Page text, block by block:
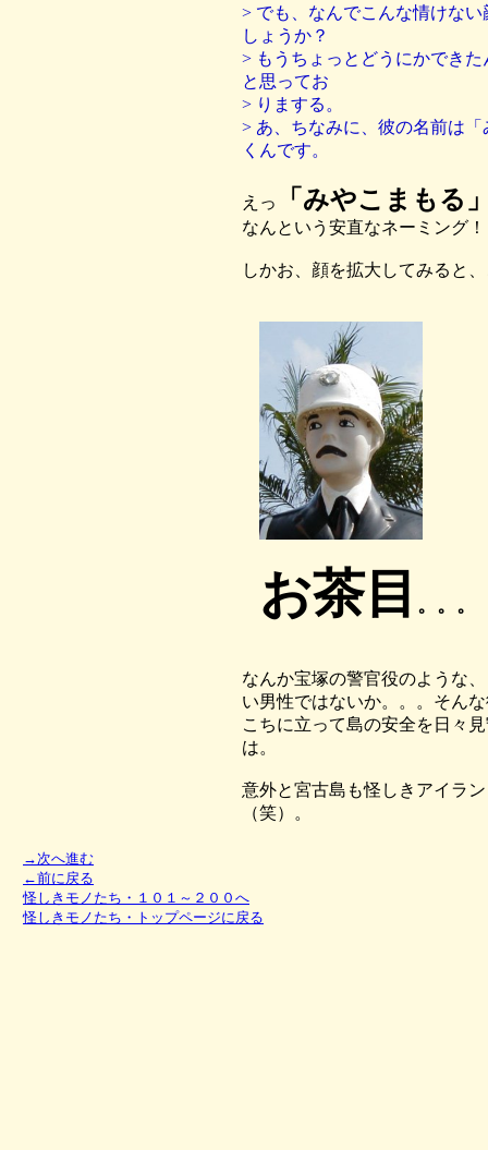
> でも、なんでこんな情けな
しょうか？
> もうちょっとどうにかでき
と思ってお
> りまする。
> あ、ちなみに、彼の名前は
くんです。
えっ 「みやこまもる
なんという安直なネーミング！
しかお、顔を拡大してみると
お茶目 。。。
なんか宝塚の警官役のような
い男性ではないか。。。そん
こちに立って島の安全を日々
は。
意外と宮古島も怪しきアイラ
（笑）。
→次へ進む
←前に戻る
怪しきモノたち・１０１～２００へ
怪しきモノたち・トップページに戻る